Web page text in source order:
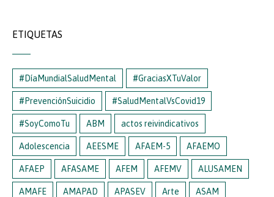
ETIQUETAS
#DíaMundialSaludMental #GraciasXTuValor
#PrevenciónSuicidio #SaludMentalVsCovid19
#SoyComoTu ABM actos reivindicativos
Adolescencia AEESME AFAEM-5 AFAEMO
AFAEP AFASAME AFEM AFEMV ALUSAMEN
AMAFE AMAPAD APASEV Arte ASAM